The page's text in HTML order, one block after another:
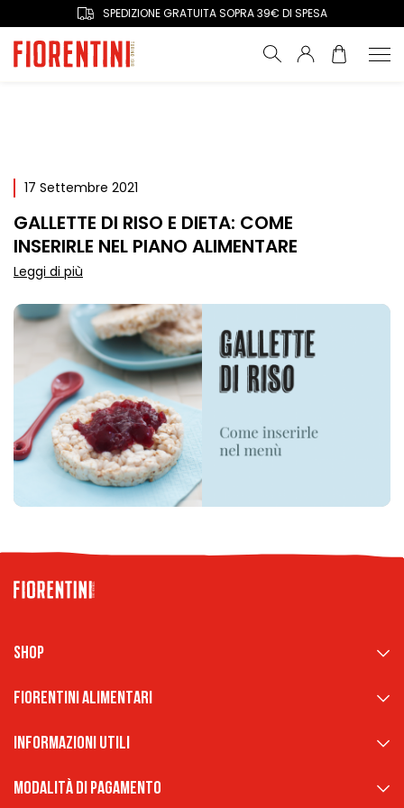
SPEDIZIONE GRATUITA SOPRA 39€ DI SPESA
17 Settembre 2021
GALLETTE DI RISO E DIETA: COME
INSERIRLE NEL PIANO ALIMENTARE
Leggi di più
Shop
Fiorentini Alimentari
Informazioni Utili
Modalità di pagamento